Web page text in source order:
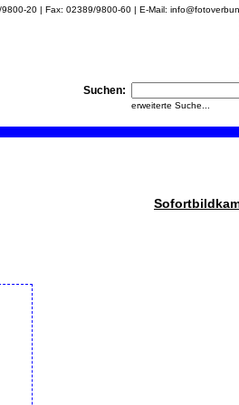
9800-20 | Fax: 02389/9800-60 | E-Mail:
Suchen:
erweiterte Suche...